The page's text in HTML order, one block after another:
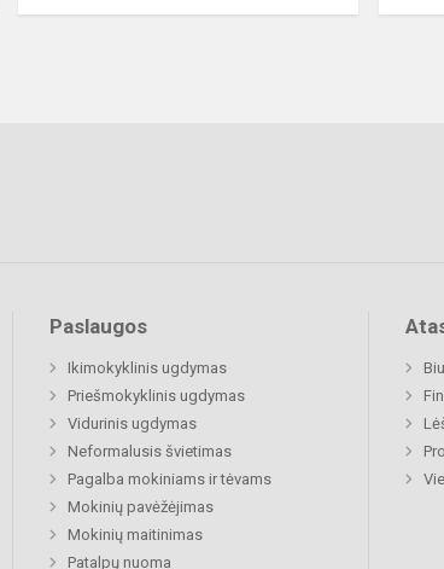
Paslaugos
Ikimokyklinis ugdymas
Priešmokyklinis ugdymas
Vidurinis ugdymas
Neformalusis švietimas
Pagalba mokiniams ir tėvams
Mokinių pavėžėjimas
Mokinių maitinimas
Patalpų nuoma